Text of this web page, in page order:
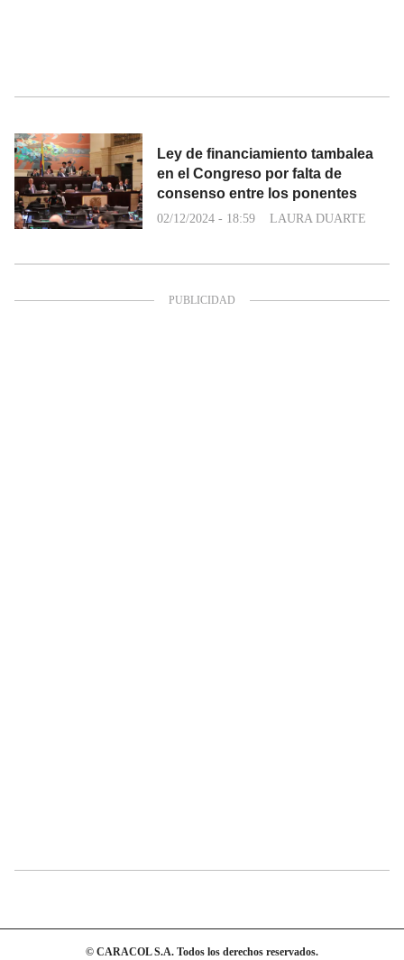
Ley de financiamiento tambalea
en el Congreso por falta de
consenso entre los ponentes
02/12/2024 - 18:59 LAURA DUARTE
© CARACOL S.A. Todos los derechos reservados.